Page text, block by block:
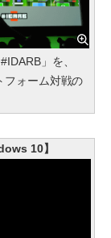
」を、
フォーム対戦の
10】